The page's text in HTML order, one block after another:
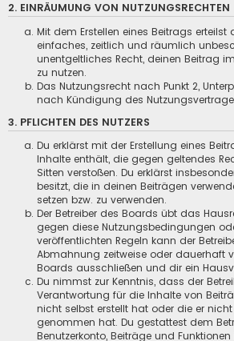
2. EINRÄUMUNG VON NUTZUNGSRECHTEN
Mit dem Erstellen eines Beitrags erteilst
einfaches, zeitlich und räumlich
unentgeltliches Recht, deinen Beitrag
zu nutzen.
Das Nutzungsrecht nach Punkt 2,
nach Kündigung des
3. PFLICHTEN DES NUTZERS
Du erklärst mit der Erstellung eines
Inhalte enthält, die gegen geltendes
Sitten verstoßen. Du erklärst
besitzt, die in deinen Beiträgen
setzen bzw. zu verwenden.
Der Betreiber des Boards übt das
gegen diese Nutzungsbedingungen
veröffentlichten Regeln kann der
Abmahnung zeitweise oder dauerhaft
Boards ausschließen und dir ein
Du nimmst zur Kenntnis, dass der
Verantwortung für die Inhalte von
nicht selbst erstellt hat oder die er nicht
genommen hat. Du gestattest dem
Benutzerkonto, Beiträge und